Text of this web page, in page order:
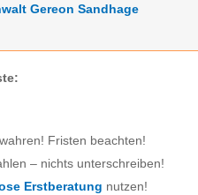
Gereon Sandhage
Fristen beachten!
– nichts unterschreiben!
Erstberatung nutzen!